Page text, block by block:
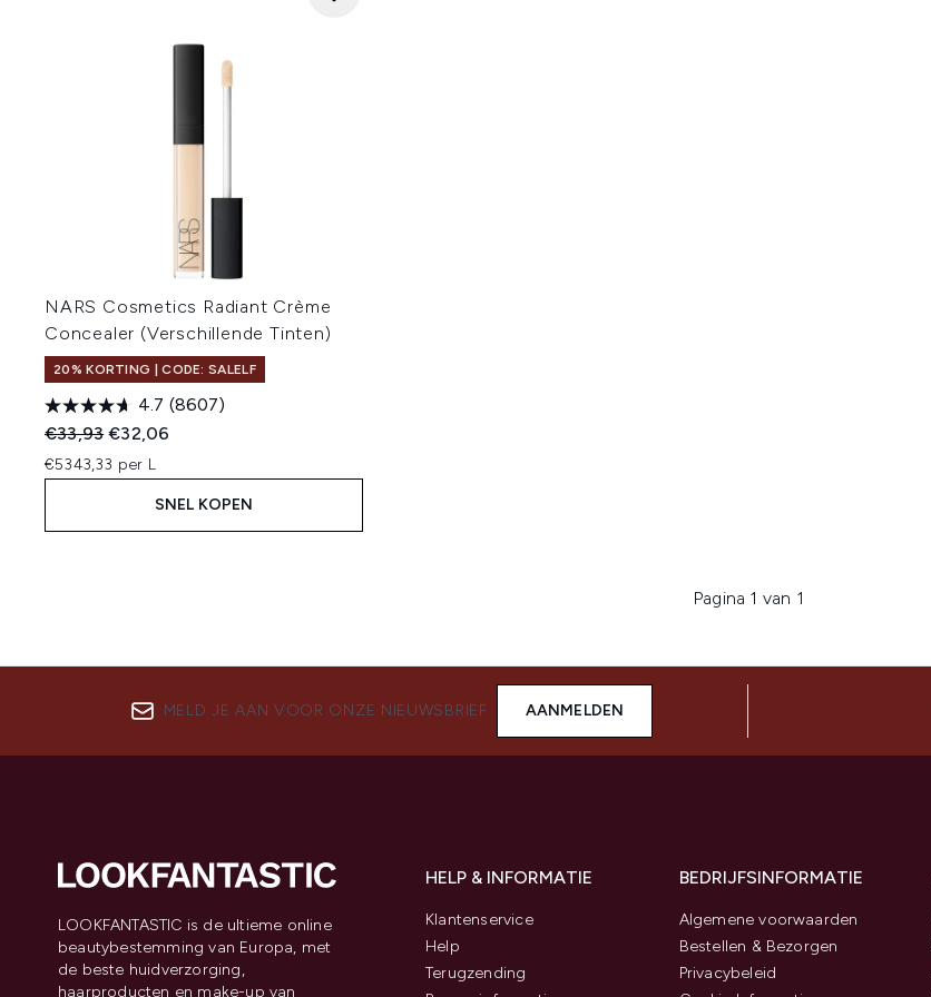
NARS Cosmetics Radiant Crème
Concealer (Verschillende Tinten)
20% KORTING | CODE: SALELF
4.7 (8607)
Recommended Retail Price:
€33,93Huidige prijs:
€32,06
€5343,33 per L
SNEL KOPEN
Pagina 1 van 1
MELD JE AAN VOOR ONZE NIEUWSBRIEF AANMELDEN
LOOKFANTASTIC is de ultieme online
beautybestemming van Europa, met
de beste huidverzorging,
haarproducten en make-up van
HELP & INFORMATIE
Klantenservice
Help
Terugzending
BEDRIJFSINFORMATIE
Algemene voorwaarden
Bestellen & Bezorgen
Privacybeleid